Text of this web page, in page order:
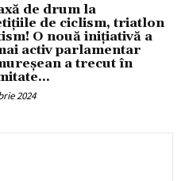
de drum la
de ciclism, triatlon
O nouă inițiativă a
activ parlamentar
a trecut în
2024